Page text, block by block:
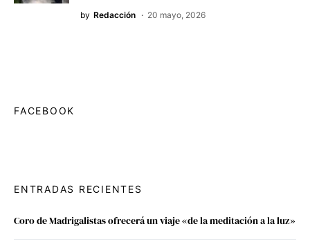
by Redacción 20 mayo, 2026
FACEBOOK
ENTRADAS RECIENTES
Coro de Madrigalistas ofrecerá un viaje «de la meditación a la luz»